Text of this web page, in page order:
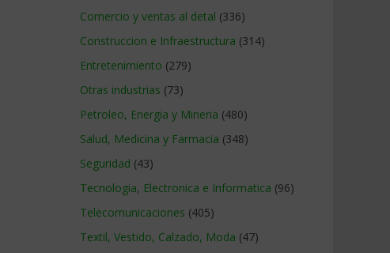
Comercio y ventas al detal (336)
Construccion e Infraestructura (314)
Entretenimiento (279)
Otras industrias (73)
Petroleo, Energia y Mineria (480)
Salud, Medicina y Farmacia (348)
Seguridad (43)
Tecnologia, Electronica e Informatica (96)
Telecomunicaciones (405)
Textil, Vestido, Calzado, Moda (47)